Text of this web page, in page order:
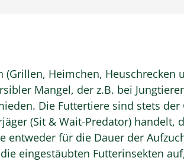
(Grillen, Heimchen,
Mangel, der z.B. bei
Die Futtertiere sind stets
(Sit & Wait-Predator)
entweder für die Dauer der
eingestäubten Futterinsekten